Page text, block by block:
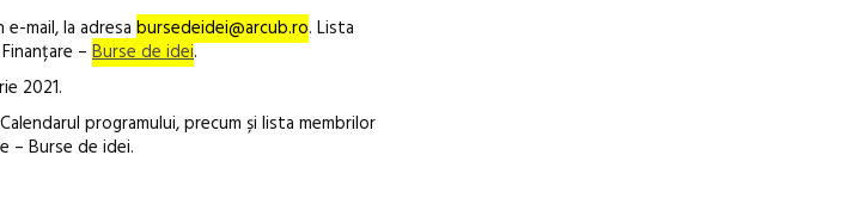
mail, la adresa bursedeidei@arcub.ro. Lista
– Burse de idei.
2021.
programului, precum și lista membrilor
– Burse de idei.